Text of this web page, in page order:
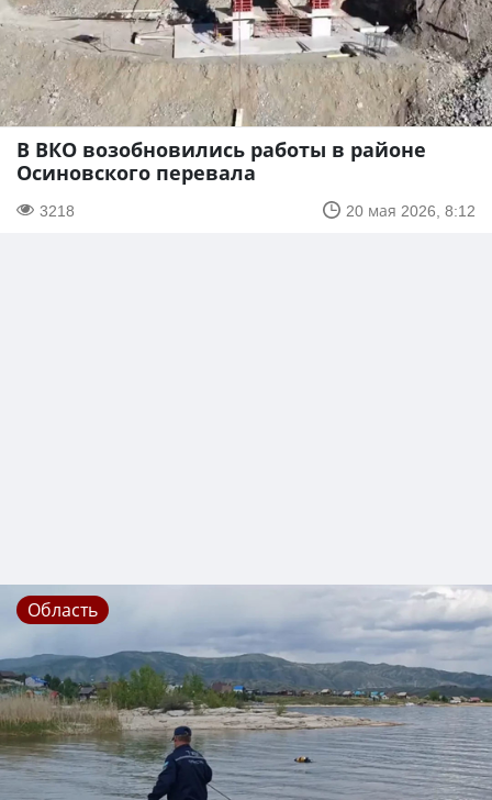
В ВКО возобновились работы в районе
Осиновского перевала
3218 20 мая 2026, 8:12
Область